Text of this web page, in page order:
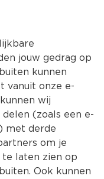
Kies jouw
jouw gedrag op
kunnen
vanuit onze e-
wij
(zoals een e-
met derde
om je
laten zien op
Ook kunnen